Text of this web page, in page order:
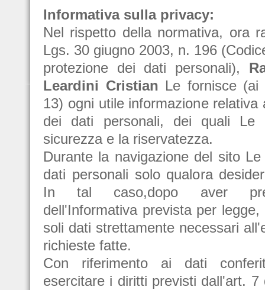
Informativa sulla privacy:
Nel rispetto della normativa, ora
Lgs. 30 giugno 2003, n. 196
protezione dei dati personali),
Leardini Cristian Le fornisce (ai
13) ogni utile informazione relativa
dei dati personali, dei quali Le
sicurezza e la riservatezza.
Durante la navigazione del sito
dati personali solo qualora
In tal caso,dopo aver
dell'Informativa prevista per
soli dati strettamente necessari
richieste fatte.
Con riferimento ai dati
esercitare i diritti previsti dall'art.